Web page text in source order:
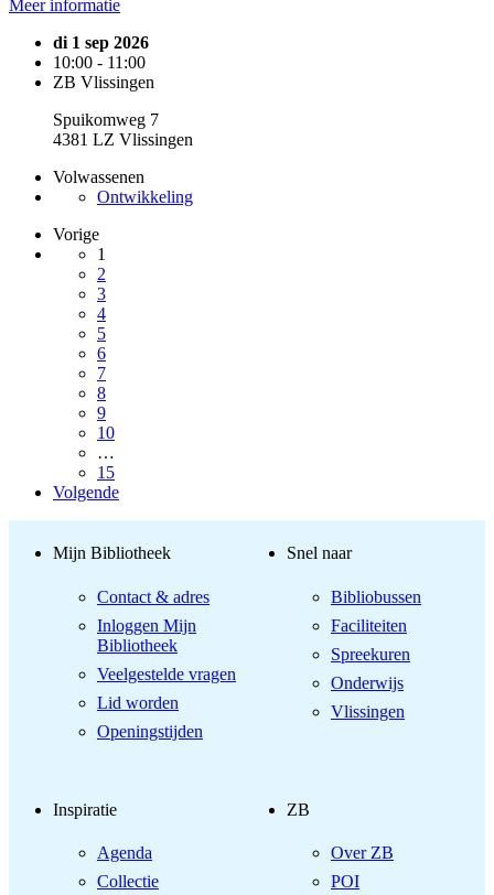
Meer informatie
di 1 sep 2026
10:00 - 11:00
ZB Vlissingen
Spuikomweg 7
4381 LZ Vlissingen
Volwassenen
Ontwikkeling
Vorige
1
2
3
4
5
6
7
8
9
10
…
15
Volgende
Mijn Bibliotheek
Contact & adres
Inloggen Mijn
Bibliotheek
Veelgestelde vragen
Lid worden
Openingstijden
Snel naar
Bibliobussen
Faciliteiten
Spreekuren
Onderwijs
Vlissingen
Inspiratie
Agenda
Collectie
ZB
Over ZB
POI